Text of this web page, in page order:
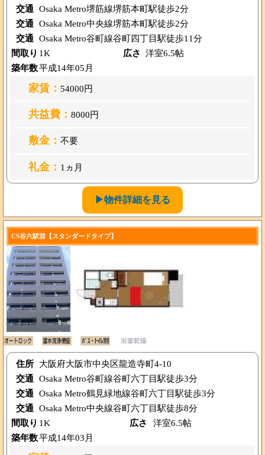
交通 Osaka Metro堺筋線堺筋本町駅徒歩2分
交通 Osaka Metro中央線堺筋本町駅徒歩2分
交通 Osaka Metro谷町線谷町四丁目駅徒歩11分
間取り 1K 広さ 洋室6.5帖
築年数平成14年05月
家賃： 54000円
共益費： 8000円
敷金： 不要
礼金： 1ヵ月
▶物件詳細を見る
CS谷六駅前【スタンダードタイプ】
住所
大阪府大阪市中央区龍造寺町4-10
交通 Osaka Metro谷町線谷町六丁目駅徒歩3分
交通 Osaka Metro鶴見緑地線谷町六丁目駅徒歩3分
交通 Osaka Metro中央線谷町六丁目駅徒歩8分
間取り 1K 広さ
洋室6.5帖
築年数平成14年03月